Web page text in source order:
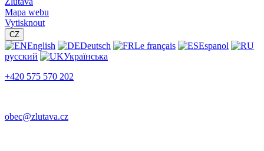
Mapa webu
Vytisknout
CZ
English Deutsch Le français
Espanol
русский
Українська
+420 575 570 202
obec@zlutava.cz